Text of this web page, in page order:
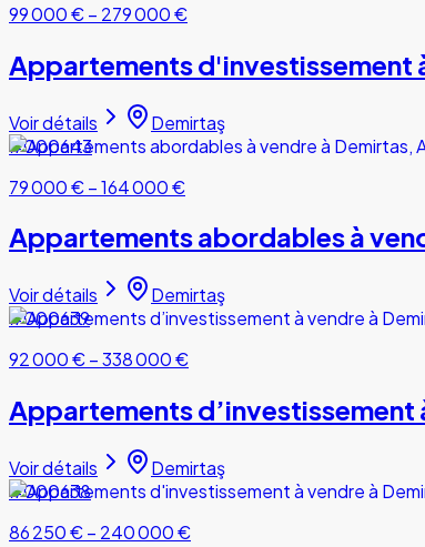
99 000 €– 279 000 €
Appartements d'investissement
Voir détails
Demirtaş
#000643
79 000 €–164 000 €
Appartements abordables à
Voir détails
Demirtaş
#000639
92 000 €–338 000 €
Appartements d’investissement
Voir détails
Demirtaş
#000638
86 250 €– 240 000 €